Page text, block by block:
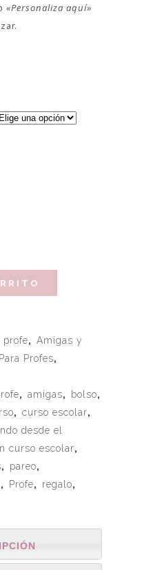
«Personaliza aquí»
profe, Amigas y
Para Profes,
, amigas, bolso,
, curso escolar,
desde el
curso escolar,
, pareo,
, Profe, regalo,